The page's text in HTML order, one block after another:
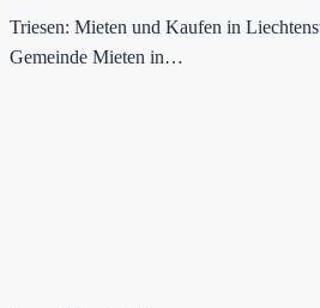
Triesen: Mieten und Kaufen in
Gemeinde Mieten in…